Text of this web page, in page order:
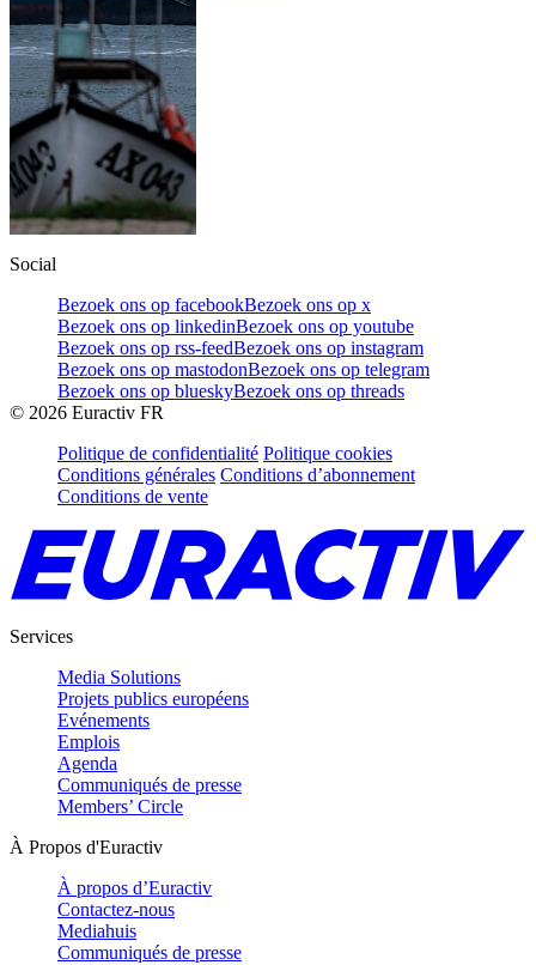
Social
Bezoek ons op facebookBezoek ons op x
Bezoek ons op linkedinBezoek ons op youtube
Bezoek ons op rss-feedBezoek ons op instagram
Bezoek ons op mastodonBezoek ons op telegram
Bezoek ons op blueskyBezoek ons op threads
© 2026 Euractiv FR
Politique de confidentialité Politique cookies
Conditions générales Conditions d’abonnement
Conditions de vente
Services
Media Solutions
Projets publics européens
Evénements
Emplois
Agenda
Communiqués de presse
Members’ Circle
À Propos d'Euractiv
À propos d’Euractiv
Contactez-nous
Mediahuis
Communiqués de presse